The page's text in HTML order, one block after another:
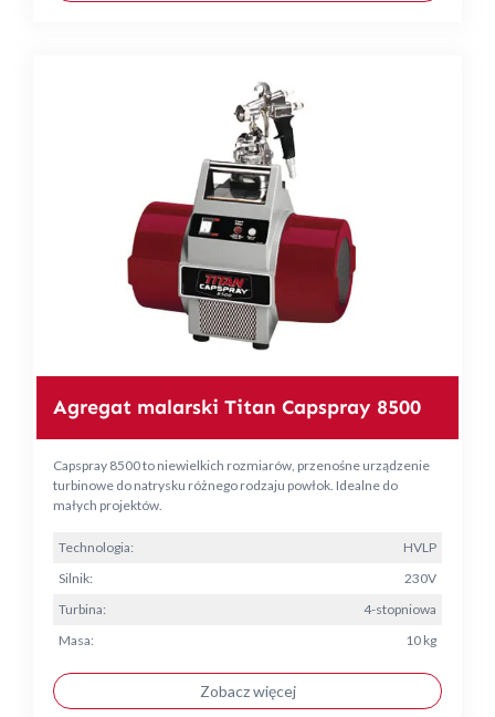
Agregat malarski Titan Capspray 8500
Capspray 8500 to niewielkich rozmiarów, przenośne urządzenie
turbinowe do natrysku różnego rodzaju powłok. Idealne do
małych projektów.
Technologia:
HVLP
Silnik:
230V
Turbina:
4-stopniowa
Masa:
10 kg
Zobacz więcej